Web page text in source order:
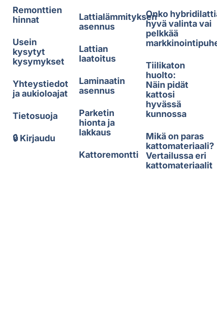
Remonttien
hinnat
Usein
kysytyt
kysymykset
Yhteystiedot
ja aukioloajat
Tietosuoja
🔒 Kirjaudu
Lattialämmityksen
asennus
Lattian
laatoitus
Laminaatin
asennus
Parketin
hionta ja
lakkaus
Kattoremontti
Onko
hyvä valinta vai
pelkkää
Tiilikaton
huolto:
Näin pidät
kattosi
hyvässä
kunnossa
Mikä on paras
kattomateriaali?
Vertailussa eri
kattomateriaalit